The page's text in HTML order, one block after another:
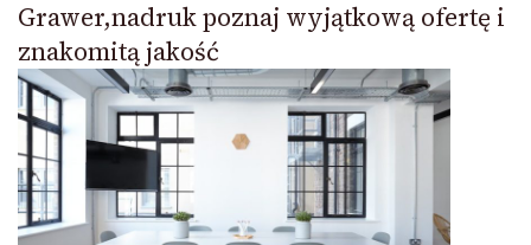
Grawer,nadruk poznaj wyjątkową ofertę i
znakomitą jakość